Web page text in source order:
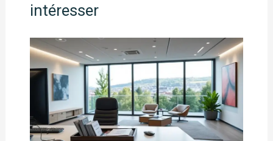
intéresser